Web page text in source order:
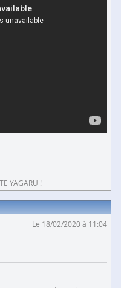
YAGARU !
Le 18/02/2020 à 11:04